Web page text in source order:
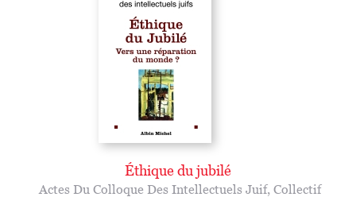
Éthique du jubilé
Actes Du Colloque Des Intellectuels Juif, Collectif